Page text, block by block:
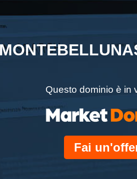
Questo dominio è in
Fai